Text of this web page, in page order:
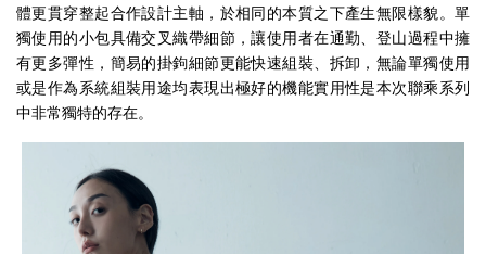
體更貫穿整起合作設計主軸，於相同的本質之下產生無限樣貌。單
獨使用的小包具備交叉織帶細節，讓使用者在通勤、登山過程中擁
有更多彈性，簡易的掛鉤細節更能快速組裝、拆卸，無論單獨使用
或是作為系統組裝用途均表現出極好的機能實用性是本次聯乘系列
中非常獨特的存在。